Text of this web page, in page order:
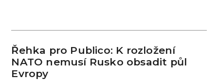
Řehka pro Publico: K rozložení
NATO nemusí Rusko obsadit půl
Evropy